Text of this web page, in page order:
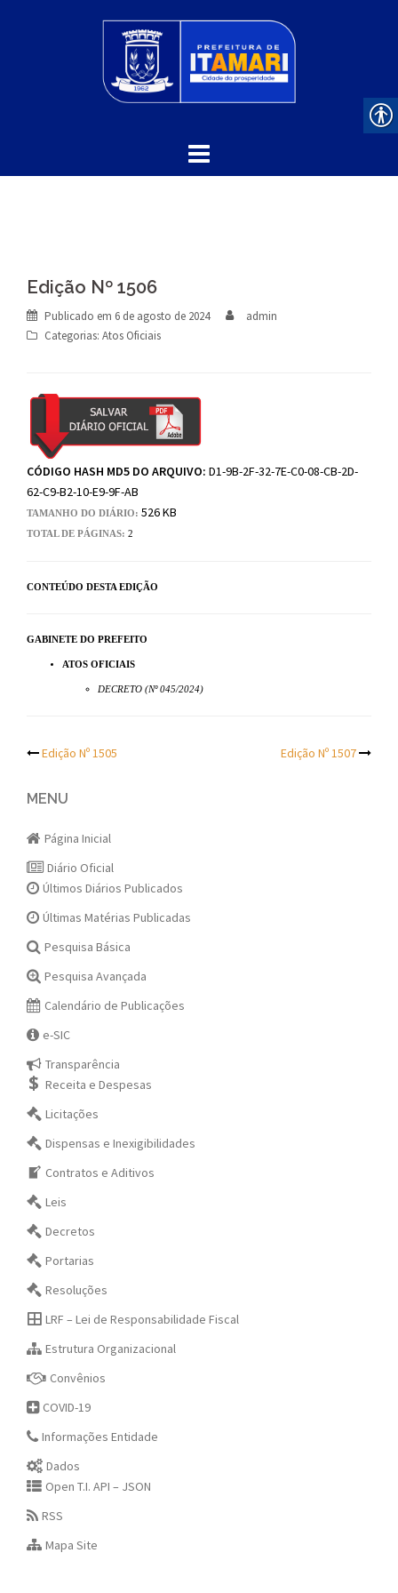
Edição Nº 1506
Publicado em 6 de agosto de 2024
admin
Categorias: Atos Oficiais
CÓDIGO HASH MD5 DO ARQUIVO: D1-9B-2F-32-7E-C0-08-CB-2D-
62-C9-B2-10-E9-9F-AB
TAMANHO DO DIÁRIO: 526 KB
TOTAL DE PÁGINAS: 2
CONTEÚDO DESTA EDIÇÃO
GABINETE DO PREFEITO
ATOS OFICIAIS
DECRETO (Nº 045/2024)
Post
navigation
Edição Nº 1505 Edição Nº 1507
MENU
Página Inicial
Diário Oficial
Últimos Diários Publicados
Últimas Matérias Publicadas
Pesquisa Básica
Pesquisa Avançada
Calendário de Publicações
e-SIC
Transparência
Receita e Despesas
Licitações
Dispensas e Inexigibilidades
Contratos e Aditivos
Leis
Decretos
Portarias
Resoluções
LRF – Lei de Responsabilidade Fiscal
Estrutura Organizacional
Convênios
COVID-19
Informações Entidade
Dados
Open T.I. API – JSON
RSS
Mapa Site